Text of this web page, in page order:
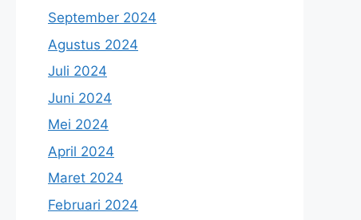
September 2024
Agustus 2024
Juli 2024
Juni 2024
Mei 2024
April 2024
Maret 2024
Februari 2024